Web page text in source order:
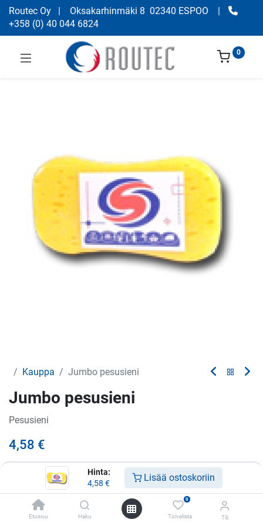
Hinta:
4,58 € Lisää ostoskoriin
Etusivu Haku
0
Toivelista Tili
Routec Oy | Oksakarhinmäki 8 02340 ESPOO
|
+358 (0) 40 044 6824
0
Kauppa Jumbo pesusieni
Jumbo pesusieni
Pesusieni
4,58 €
Tuote loppu
Saat ilmoituksen kun tuotetta on jälleen varastossa
Tallenna myöhempää käyttöä varten